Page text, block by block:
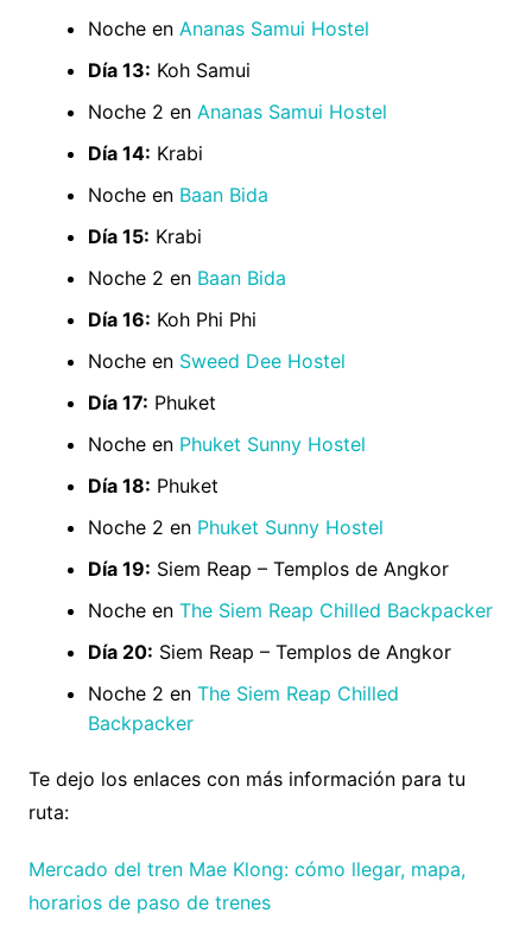
Noche en Ananas Samui Hostel
Día 13: Koh Samui
Noche 2 en Ananas Samui Hostel
Día 14: Krabi
Noche en Baan Bida
Día 15: Krabi
Noche 2 en Baan Bida
Día 16: Koh Phi Phi
Noche en Sweed Dee Hostel
Día 17: Phuket
Noche en Phuket Sunny Hostel
Día 18: Phuket
Noche 2 en Phuket Sunny Hostel
Día 19: Siem Reap – Templos de Angkor
Noche en The Siem Reap Chilled Backpacker
Día 20: Siem Reap – Templos de Angkor
Noche 2 en The Siem Reap Chilled
Backpacker
Te dejo los enlaces con más información para tu
ruta:
Mercado del tren Mae Klong: cómo llegar, mapa,
horarios de paso de trenes